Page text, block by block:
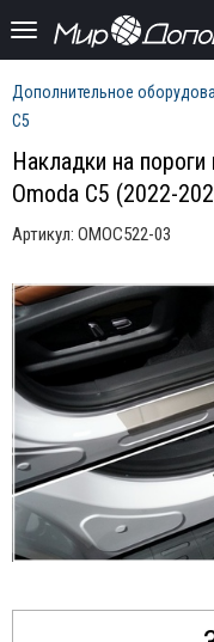
Дополнительное
C5
Накладки на
Omoda C5 (2022-
Артикул: OMOC522-03